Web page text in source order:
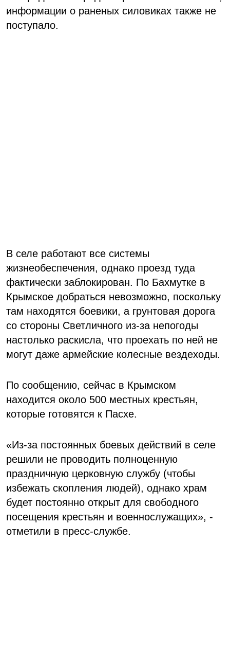
информации о раненых силовиках также не
поступало.
В селе работают все системы
жизнеобеспечения, однако проезд туда
фактически заблокирован. По Бахмутке в
Крымское добраться невозможно, поскольку
там находятся боевики, а грунтовая дорога
со стороны Светличного из-за непогоды
настолько раскисла, что проехать по ней не
могут даже армейские колесные вездеходы.
По сообщению, сейчас в Крымском
находится около 500 местных крестьян,
которые готовятся к Пасхе.
«Из-за постоянных боевых действий в селе
решили не проводить полноценную
праздничную церковную службу (чтобы
избежать скопления людей), однако храм
будет постоянно открыт для свободного
посещения крестьян и военнослужащих», -
отметили в пресс-службе.